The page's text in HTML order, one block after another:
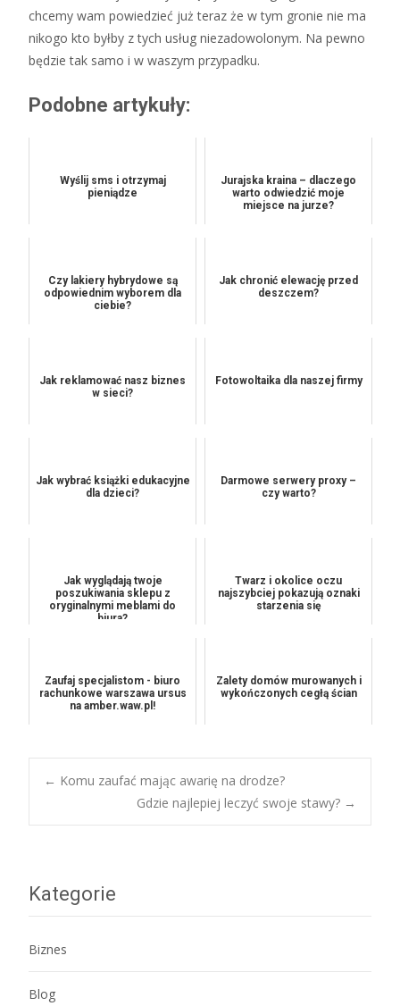
chcemy wam powiedzieć już teraz że w tym gronie nie ma
nikogo kto byłby z tych usług niezadowolonym. Na pewno
będzie tak samo i w waszym przypadku.
Podobne artykuły:
Wyślij sms i otrzymaj
pieniądze
Jurajska kraina – dlaczego
warto odwiedzić moje
miejsce na jurze?
Czy lakiery hybrydowe są
odpowiednim wyborem dla
ciebie?
Jak chronić elewację przed
deszczem?
Jak reklamować nasz biznes
w sieci?
Fotowoltaika dla naszej firmy
Jak wybrać książki edukacyjne
dla dzieci?
Darmowe serwery proxy –
czy warto?
Jak wyglądają twoje
poszukiwania sklepu z
oryginalnymi meblami do
biura?
Twarz i okolice oczu
najszybciej pokazują oznaki
starzenia się
Zaufaj specjalistom - biuro
rachunkowe warszawa ursus
na amber.waw.pl!
Zalety domów murowanych i
wykończonych cegłą ścian
Post
← Komu zaufać mając awarię na drodze?
Gdzie najlepiej leczyć swoje stawy? →
Kategorie
Biznes
Blog